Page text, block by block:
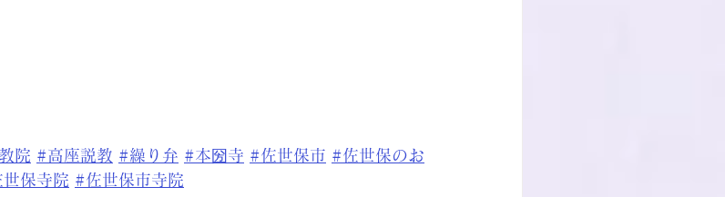
院 #高座説教 #繰り弁 #本圀寺 #佐世保市 #佐世保のお
保寺院 #佐世保市寺院